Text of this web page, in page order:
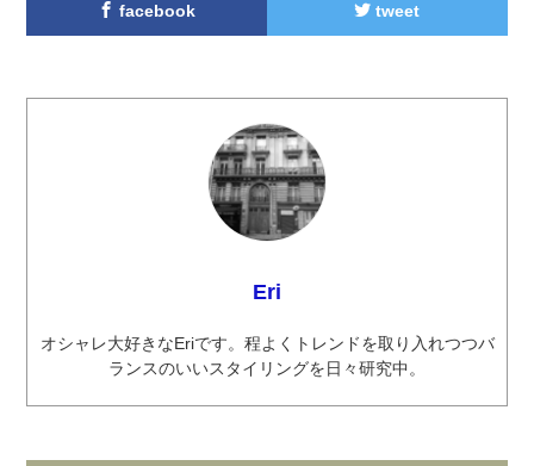
facebook tweet
Eri
オシャレ大好きなEriです。程よくトレンドを取り入れつつバ
ランスのいいスタイリングを日々研究中。